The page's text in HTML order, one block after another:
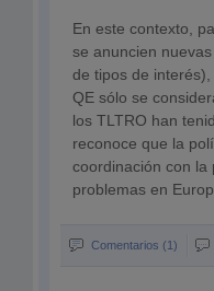
En este contexto,
se anuncien
de tipos de
QE sólo se
los TLTRO han
reconoce que la
coordinación con la
problemas en
Comentarios (1)